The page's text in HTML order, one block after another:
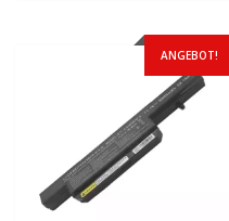
ANGEBOT!